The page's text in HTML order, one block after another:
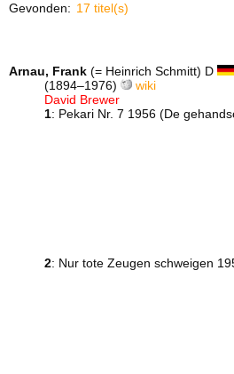
Gevonden: 17 titel(s)
Arnau, Frank (= Heinrich Schmitt) D
(1894–1976)
wiki
David Brewer
1: Pekari Nr. 7 1956 (De
2: Nur tote Zeugen schweigen